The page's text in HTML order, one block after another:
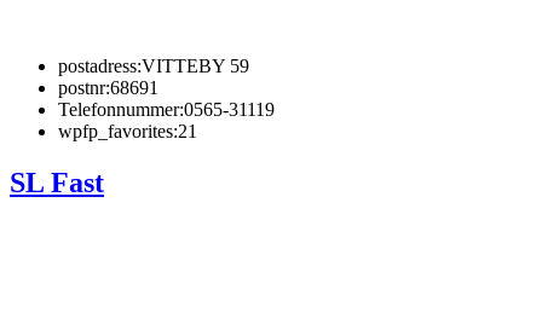
postadress:VITTEBY 59
postnr:68691
Telefonnummer:0565-31119
wpfp_favorites:21
SL Fast